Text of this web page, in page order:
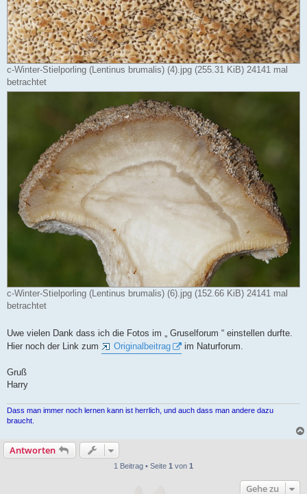
c-Winter-Stielporling (Lentinus brumalis) (4).jpg (255.31 KiB) 24141 mal
betrachtet
c-Winter-Stielporling (Lentinus brumalis) (6).jpg (152.66 KiB) 24141 mal
betrachtet
Uwe vielen Dank dass ich die Fotos im „ Gruselforum “ einstellen durfte.
Hier noch der Link zum
Originalbeitrag im Naturforum.
Gruß
Harry
Dass man immer noch lernen kann ist herrlich, und auch dass man andere dazu
braucht.
Antworten
1 Beitrag • Seite 1 von 1
Gehe zu